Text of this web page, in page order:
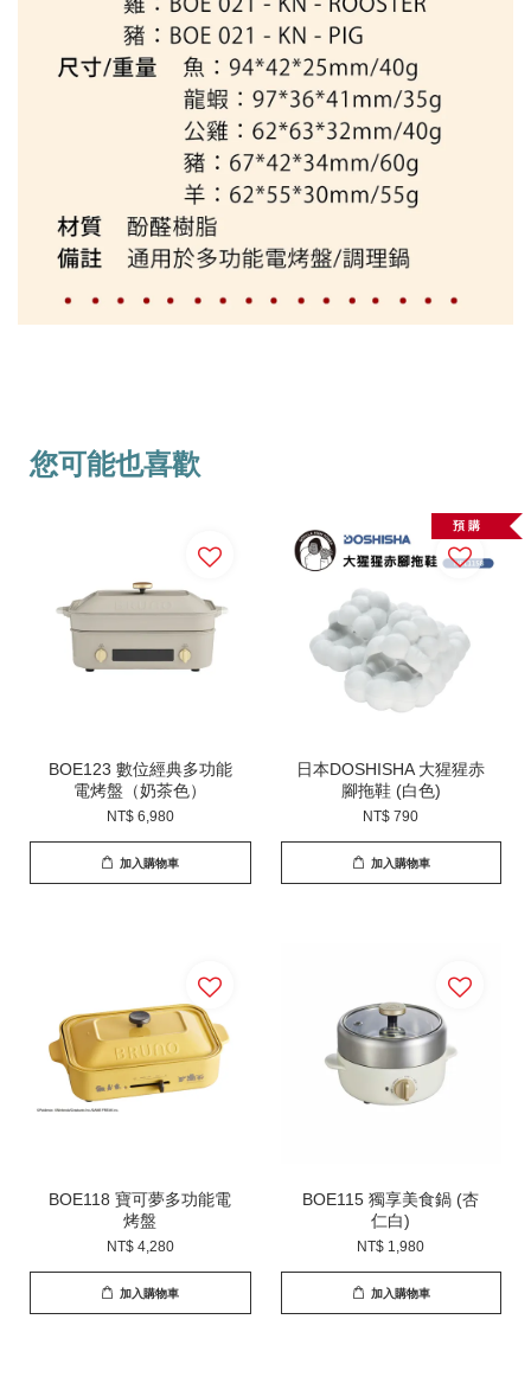
您可能也喜歡
BOE123 數位經典多功能
電烤盤（奶茶色）
NT$ 6,980
加入購物車
預 購
日本DOSHISHA 大猩猩赤
腳拖鞋 (白色)
NT$ 790
加入購物車
BOE118 寶可夢多功能電
烤盤
NT$ 4,280
加入購物車
BOE115 獨享美食鍋 (杏
仁白)
NT$ 1,980
加入購物車